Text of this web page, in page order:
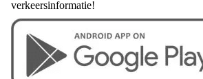
verkeersinformatie!